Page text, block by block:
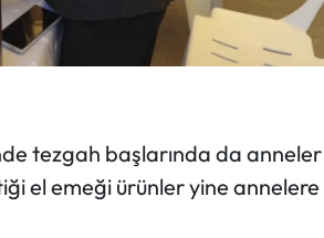
tezgah başlarında da
el emeği ürünler yine annelere